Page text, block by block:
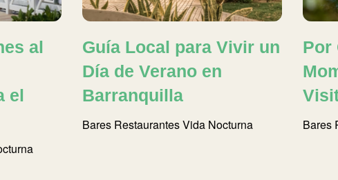
al
el
Guía Local para Vivir un
Día de Verano en
Barranquilla
Bares RestaurantesVida Nocturna
Por
Bares